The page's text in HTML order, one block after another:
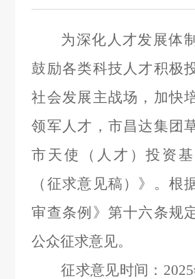
为深化人才发展体
鼓励各类科技人才积极
社会发展主战场，加快
领军人才，市昌达集团
市天使（人才）投资
（ 征求意见稿）》。根
审查条例》第十六条规
公众征求意见。
征求意见时间：